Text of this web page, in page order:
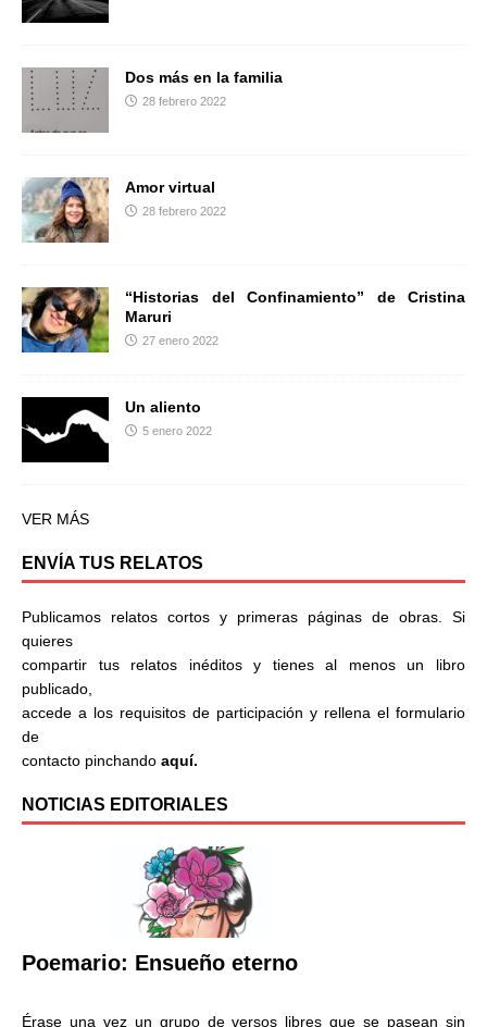
Dos más en la familia
28 febrero 2022
Amor virtual
28 febrero 2022
“Historias del Confinamiento” de Cristina
Maruri
27 enero 2022
Un aliento
5 enero 2022
VER MÁS
ENVÍA TUS RELATOS
Publicamos relatos cortos y primeras páginas de obras. Si
quieres
compartir tus relatos inéditos y tienes al menos un libro
publicado,
accede a los requisitos de participación y rellena el formulario
de
contacto pinchando aquí.
NOTICIAS EDITORIALES
Poemario: Ensueño eterno
Érase una vez un grupo de versos libres que se pasean sin